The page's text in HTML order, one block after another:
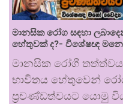
මානසික රෝග සඳහා
හේතුවක් ද?- විශේෂඥ
මානසික රෝගී
භාවිතය හේතුවෙන්
ප්‍රචණ්ඩත්වයට යොමු